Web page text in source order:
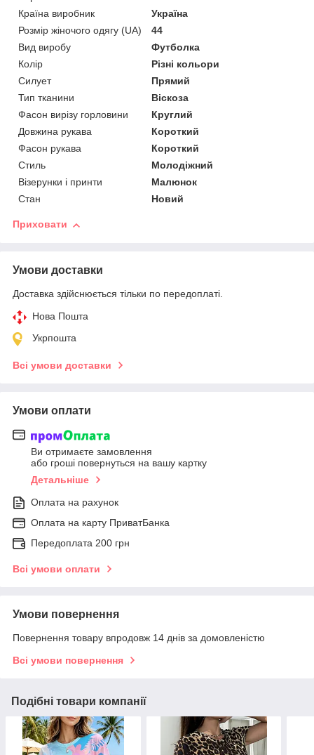
Країна виробник
Україна
Розмір жіночого одягу (UA)
44
Вид виробу
Футболка
Колір
Різні кольори
Силует
Прямий
Тип тканини
Віскоза
Фасон вирізу горловини
Круглий
Довжина рукава
Короткий
Фасон рукава
Короткий
Стиль
Молодіжний
Візерунки і принти
Малюнок
Стан
Новий
Приховати
Умови доставки
Доставка здійснюється тільки по передоплаті.
Нова Пошта
Укрпошта
Всі умови доставки
Умови оплати
Ви отримаєте замовлення
або гроші повернуться на вашу картку
Детальніше
Оплата на рахунок
Оплата на карту ПриватБанка
Передоплата 200 грн
Всі умови оплати
Умови повернення
Повернення товару впродовж 14 днів за домовленістю
Всі умови повернення
Подібні товари компанії